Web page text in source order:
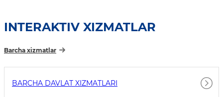
INTERAKTIV XIZMATLAR
Barcha xizmatlar
BARCHA DAVLAT XIZMATLARI